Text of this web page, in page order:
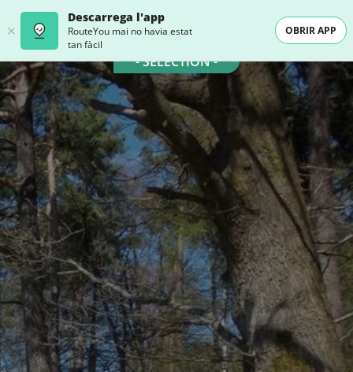
Descarrega l'app
RouteYou mai no havia estat
tan fàcil
OBRIR APP
- SELECTION -